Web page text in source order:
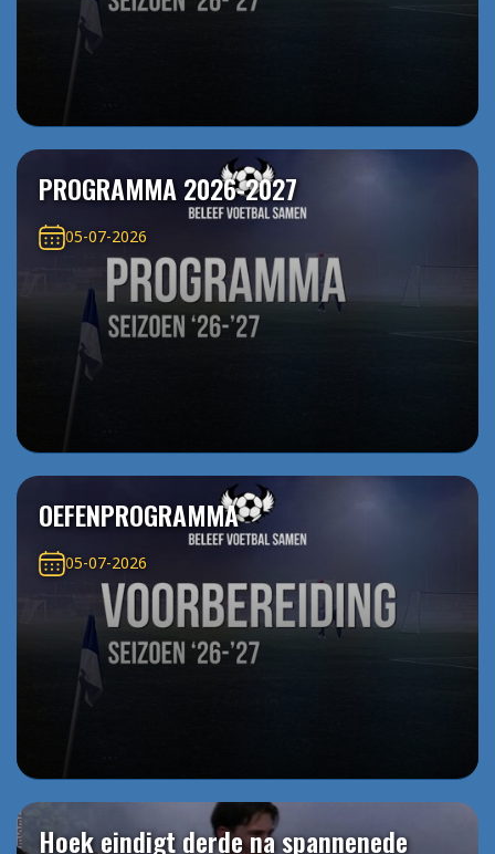
PROGRAMMA 2026-2027
05-07-2026
OEFENPROGRAMMA
05-07-2026
Hoek eindigt derde na spannenede